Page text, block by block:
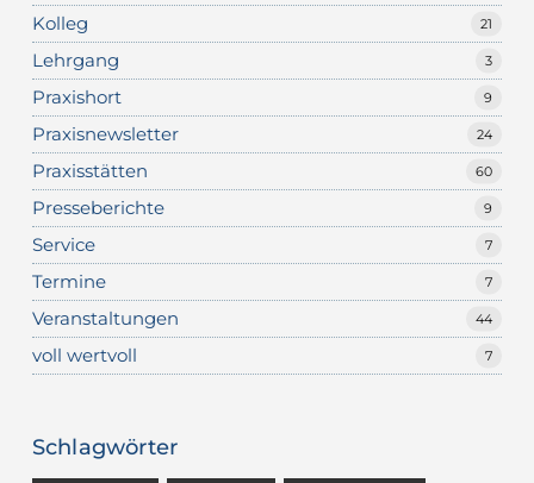
Kolleg 21
Lehrgang 3
Praxishort 9
Praxisnewsletter 24
Praxisstätten 60
Presseberichte 9
Service 7
Termine 7
Veranstaltungen 44
voll wertvoll 7
Schlagwörter